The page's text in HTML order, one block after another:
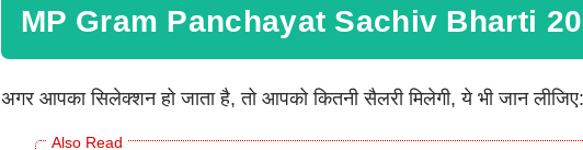
MP Gram Panchayat Sachiv Bharti
अगर आपका सिलेक्शन हो जाता है, तो आपको कितनी सैलरी मिलेगी, ये भी जान लीजिए: